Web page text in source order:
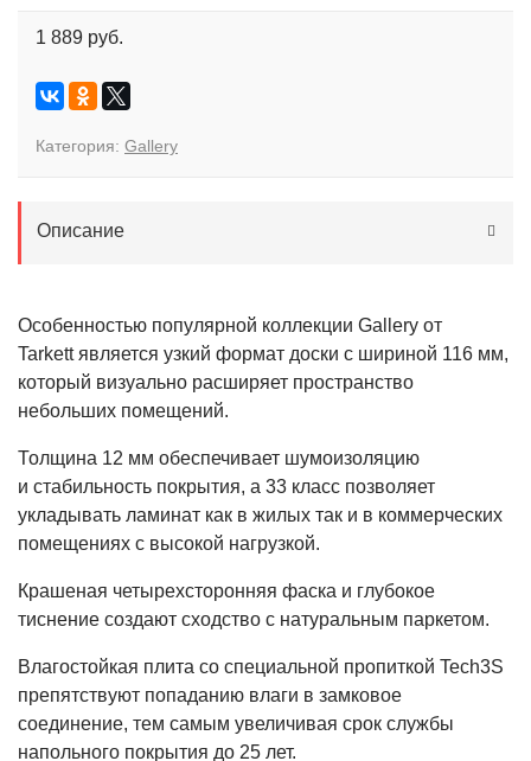
1 889 руб.
Категория: Gallery
Описание
Особенностью популярной коллекции Gallery от
Tarkett является узкий формат доски с шириной 116 мм,
который визуально расширяет пространство
небольших помещений.
Толщина 12 мм обеспечивает шумоизоляцию
и стабильность покрытия, а 33 класс позволяет
укладывать ламинат как в жилых так и в коммерческих
помещениях с высокой нагрузкой.
Крашеная четырехсторонняя фаска и глубокое
тиснение создают сходство с натуральным паркетом.
Влагостойкая плита со специальной пропиткой Tech3S
препятствуют попаданию влаги в замковое
соединение, тем самым увеличивая срок службы
напольного покрытия до 25 лет.